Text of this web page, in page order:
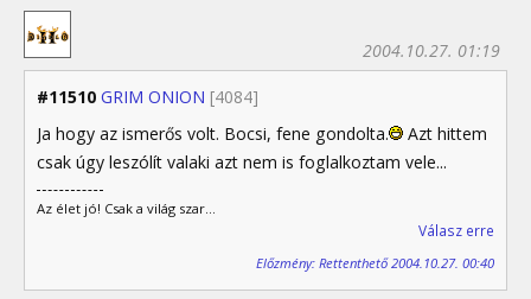
#11510 GRIM ONION [4084]
2004.10.27. 01:19
Ja hogy az ismerős volt. Bocsi, fene gondolta.
Azt hittem
csak úgy leszólít valaki azt nem is foglalkoztam vele...
Az élet jó! Csak a világ szar...
Válasz erre
Előzmény: Rettenthető 2004.10.27. 00:40